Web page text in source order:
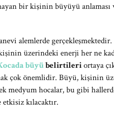
bir kişinin büyüyü anlaması
alemlerde gerçekleşmektedir.
üzerindeki enerji her ne
büyübelirtileriortaya
çok önemlidir. Büyü, kişinin
medyum hocalar, bu gibi
kılacaktır.